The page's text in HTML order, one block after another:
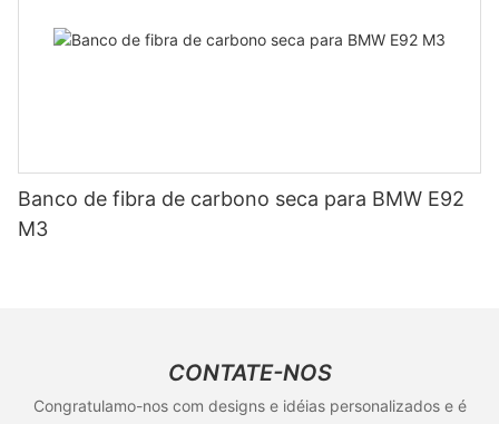
Banco de fibra de carbono seca para BMW E92
M3
CONTATE-NOS
Congratulamo-nos com designs e idéias personalizados e é